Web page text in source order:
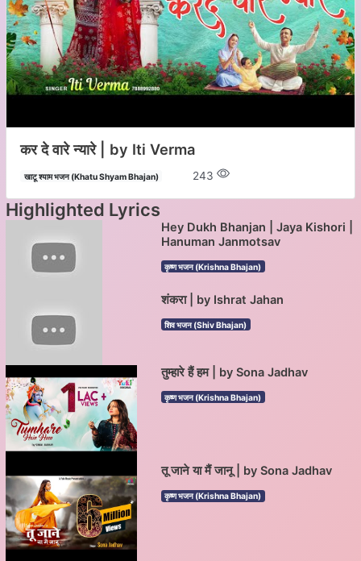
कर दे वारे न्यारे | by Iti Verma
खाटू श्याम भजन (Khatu Shyam Bhajan) 243
Highlighted Lyrics
Hey Dukh Bhanjan | Jaya Kishori |
Hanuman Janmotsav
कृष्ण भजन (Krishna Bhajan)
शंकरा | by Ishrat Jahan
शिव भजन (Shiv Bhajan)
तुम्हारे हैं हम | by Sona Jadhav
कृष्ण भजन (Krishna Bhajan)
तू जाने या मैं जानू | by Sona Jadhav
कृष्ण भजन (Krishna Bhajan)